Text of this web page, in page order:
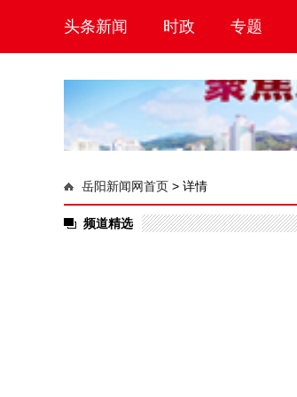
头条新闻 时政 专题
岳阳新闻网首页 > 详情
频道精选